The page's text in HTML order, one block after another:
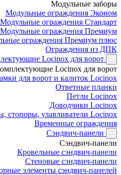
Модульные заборы
Модульные ограждения Эконом
Модульные ограждения Стандарт
Модульные ограждения Премиум
ограждения Премиум плюс
Ограждения из ДПК
Locinox для ворот
Locinox для ворот
для ворот и калиток Locinox
Ответные планки
Петли Locinox
Доводчики Locinox
стопоры, улавливатели Locinox
Временные ограждения
Сэндвич-панели
Сэндвич-панели
Кровельные сэндвич-панели
Стеновые сэндвич-панели
элементы сэндвич-панелей